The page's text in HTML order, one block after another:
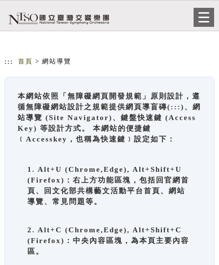
::: 首頁 > 網站導覽
本網站依照「無障礙網頁開發規範」原則設計，遵
循無障礙網站設計之規範提供網頁導盲磚(:::)、網
站導覽 (Site Navigator)、鍵盤快速鍵 (Access
Key) 等設計方式。 本網站的便捷鍵
﹝Accesskey，也稱為快速鍵﹞設定如下：
1. Alt+U (Chrome,Edge), Alt+Shift+U
(Firefox)：右上方功能區塊，包括回官網首
頁、回文化部共構藝文活動平台首頁、網站
導覽、常見問題等。
2. Alt+C (Chrome,Edge), Alt+Shift+C
(Firefox)：中央內容區塊，為本頁主要內容
區。